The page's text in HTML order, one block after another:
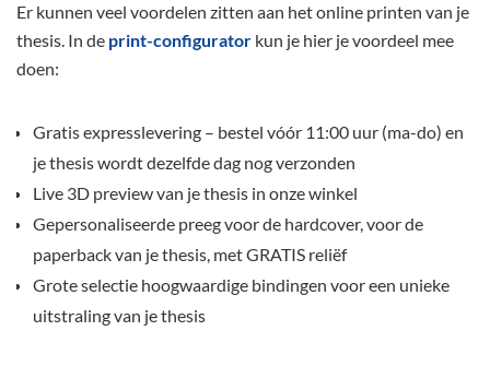
Er kunnen veel voordelen zitten aan het online printen van je
thesis. In de print-configurator kun je hier je voordeel mee
doen:
Gratis expresslevering – bestel vóór 11:00 uur (ma-do) en
je thesis wordt dezelfde dag nog verzonden
Live 3D preview van je thesis in onze winkel
Gepersonaliseerde preeg voor de hardcover, voor de
paperback van je thesis, met GRATIS reliëf
Grote selectie hoogwaardige bindingen voor een unieke
uitstraling van je thesis